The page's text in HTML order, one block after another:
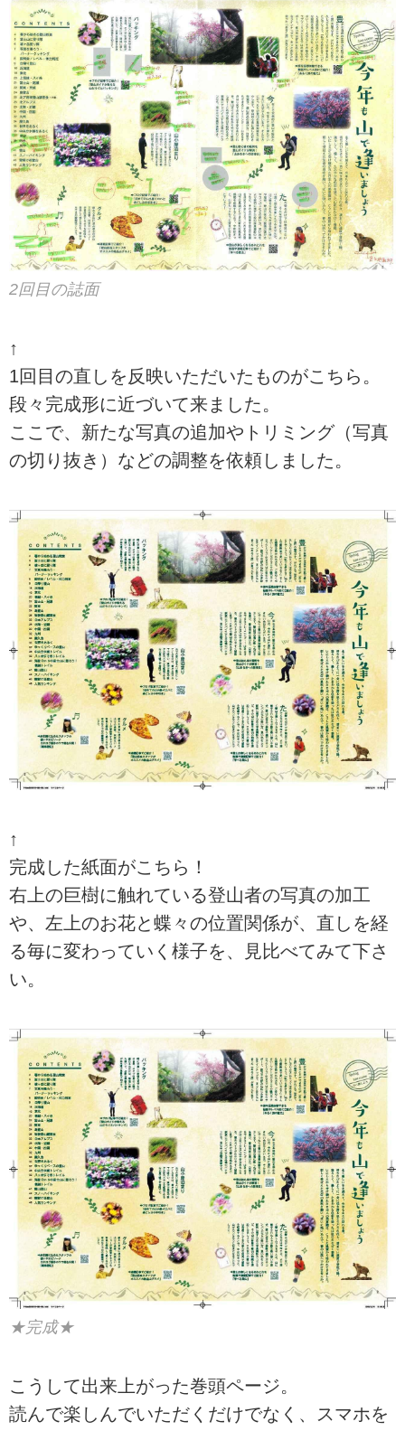
2回目の誌面
↑
1回目の直しを反映いただいたものがこちら。
段々完成形に近づいて来ました。
ここで、新たな写真の追加やトリミング（写真
の切り抜き）などの調整を依頼しました。
↑
完成した紙面がこちら！
右上の巨樹に触れている登山者の写真の加工
や、左上のお花と蝶々の位置関係が、直しを経
る毎に変わっていく様子を、見比べてみて下さ
い。
★完成★
こうして出来上がった巻頭ページ。
読んで楽しんでいただくだけでなく、スマホを